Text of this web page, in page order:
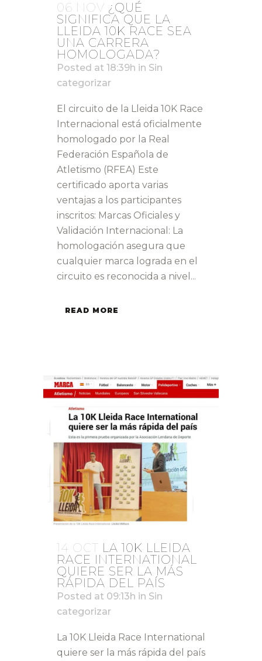
06 NOV ¿QUÉ
SIGNIFICA QUE LA
LLEIDA 10K RACE SEA
UNA CARRERA
HOMOLOGADA?
Posted at 18:39h in Sin
categorizar
El circuito de la Lleida 10K Race
Internacional está oficialmente
homologado por la Real
Federación Española de
Atletismo (RFEA) Este
certificado aporta varias
ventajas a los participantes
inscritos: Marcas Oficiales y
Validación Internacional: La
homologación asegura que
cualquier marca lograda en el
circuito es reconocida a nivel...
READ MORE
14 OCT LA 10K LLEIDA
RACE INTERNATIONAL
QUIERE SER LA MÁS
RÁPIDA DEL PAÍS
Posted at 09:13h in Sin
categorizar
La 10K Lleida Race International
quiere ser la más rápida del país